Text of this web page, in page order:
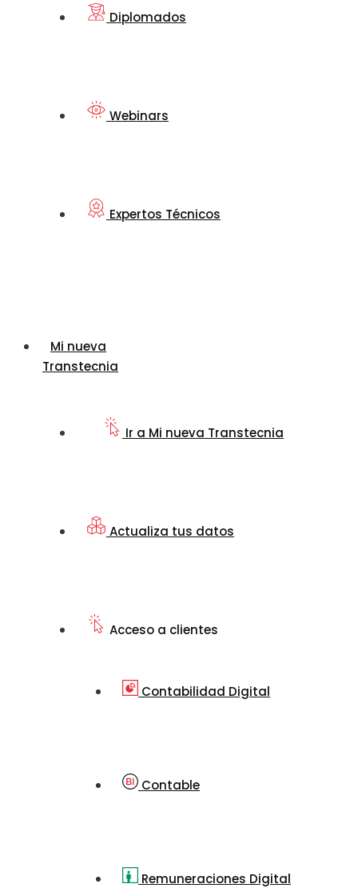
Diplomados
Webinars
Expertos Técnicos
Mi nueva
Transtecnia
Ir a Mi nueva Transtecnia
Actualiza tus datos
Acceso a clientes
Contabilidad Digital
Contable
Remuneraciones Digital